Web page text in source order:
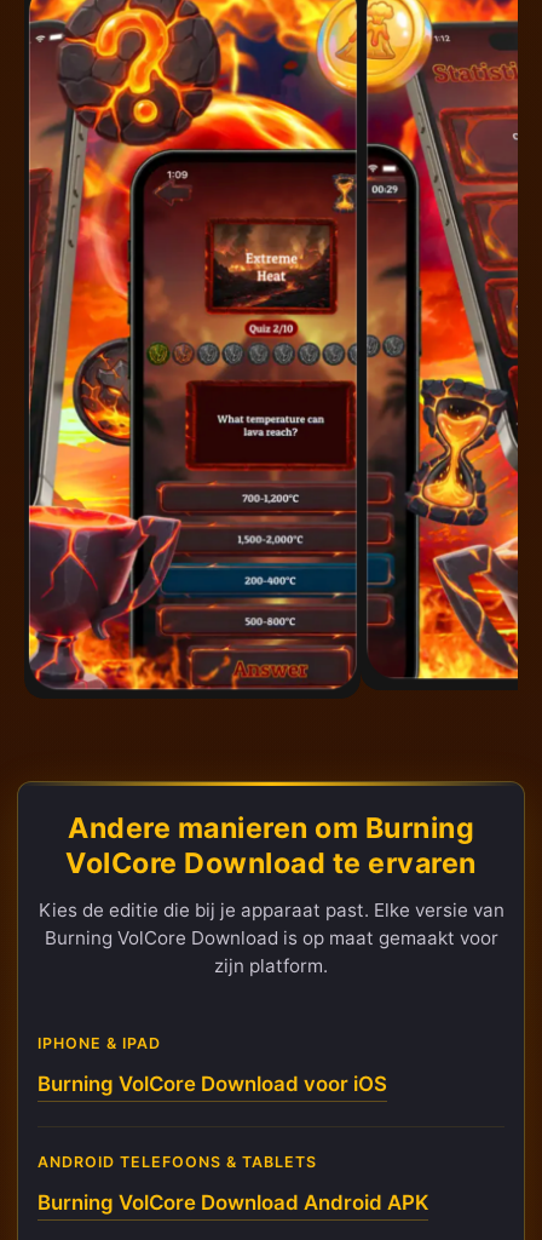
Andere manieren om Burning
VolCore Download te ervaren
Kies de editie die bij je apparaat past. Elke versie van
Burning VolCore Download is op maat gemaakt voor
zijn platform.
IPHONE & IPAD
Burning VolCore Download voor iOS
ANDROID TELEFOONS & TABLETS
Burning VolCore Download Android APK